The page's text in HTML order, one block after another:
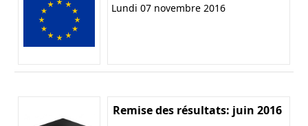
Lundi 07 novembre 2016
Remise des résultats: juin 2016